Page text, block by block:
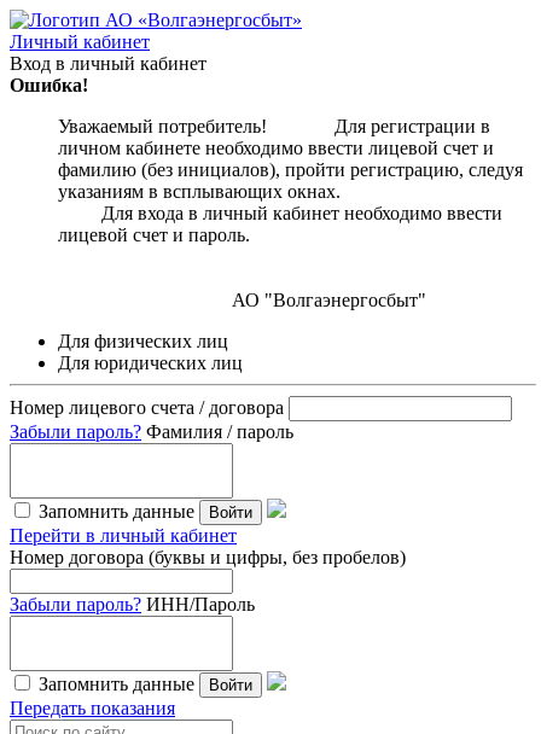
Личный кабинет
Вход в личный кабинет
Ошибка!
Уважаемый потребитель! Для регистрации в
личном кабинете необходимо ввести лицевой счет и
фамилию (без инициалов), пройти регистрацию, следуя
указаниям в всплывающих окнах.
Для входа в личный кабинет необходимо ввести
лицевой счет и пароль.
АО "Волгаэнергосбыт"
Для физических лиц
Для юридических лиц
Номер лицевого счета / договора
Забыли пароль? Фамилия / пароль
Запомнить данные Войти
Перейти в личный кабинет
Номер договора (буквы и цифры, без пробелов)
Забыли пароль? ИНН/Пароль
Запомнить данные Войти
Передать показания